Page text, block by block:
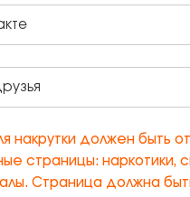
накрутки должен быть
страницы: наркотики,
Страница должна